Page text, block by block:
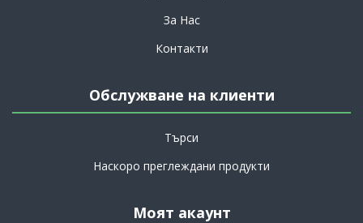
За Нас
Контакти
Обслужване на клиенти
Търси
Наскоро преглеждани продукти
Моят акаунт